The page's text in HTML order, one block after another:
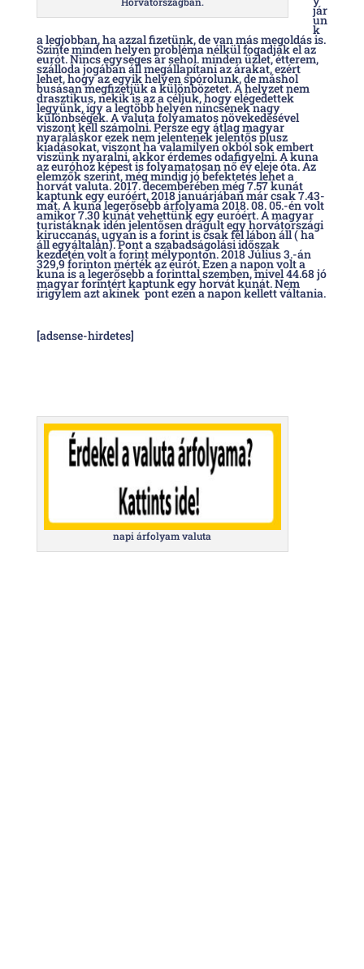
jár
un
k
a legjobban, ha azzal fizetünk, de van más megoldás is.
Szinte minden helyen probléma nélkül fogadják el az
eurót. Nincs egységes ár sehol. minden üzlet, étterem,
szálloda jogában áll megállapítani az árakat, ezért
lehet, hogy az egyik helyen spórolunk, de máshol
busásan megfizetjük a különbözetet. A helyzet nem
drasztikus, nekik is az a céljuk, hogy elégedettek
legyünk, így a legtöbb helyen nincsenek nagy
különbségek. A valuta folyamatos növekedésével
viszont kell számolni. Persze egy átlag magyar
nyaraláskor ezek nem jelentenek jelentős plusz
kiadásokat, viszont ha valamilyen okból sok embert
viszünk nyaralni, akkor érdemes odafigyelni. A kuna
az euróhoz képest is folyamatosan nő év eleje óta. Az
elemzők szerint, még mindig jó befektetés lehet a
horvát valuta. 2017. decemberében még 7.57 kunát
kaptunk egy euróért, 2018 januárjában már csak 7.43-
mat. A kuna legerősebb árfolyama 2018. 08. 05.-én volt
amikor 7.30 kunát vehettünk egy euróért. A magyar
turistáknak idén jelentősen drágult egy horvátországi
kiruccanás, ugyan is a forint is csak fél lábon áll ( ha
áll egyáltalán). Pont a szabadságolási időszak
kezdetén volt a forint mélyponton. 2018 Július 3.-án
329,9 forinton mérték az eurót. Ezen a napon volt a
kuna is a legerősebb a forinttal szemben, mivel 44.68 jó
magyar forintért kaptunk egy horvát kunát. Nem
irigylem azt akinek pont ezen a napon kellett váltania.
[adsense-hirdetes]
napi árfolyam valuta